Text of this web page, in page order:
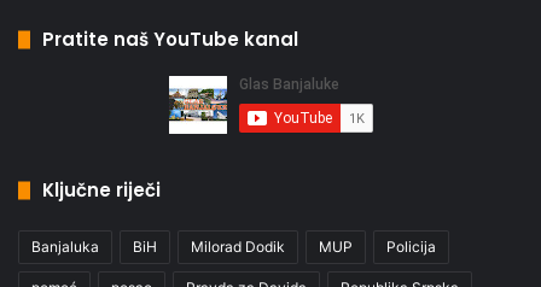
Pratite naš YouTube kanal
Ključne riječi
Banjaluka BiH Milorad Dodik MUP Policija